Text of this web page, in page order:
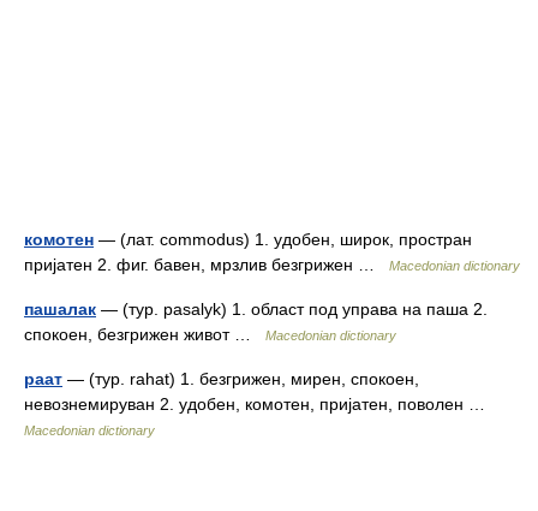
комотен — (лат. commodus) 1. удобен, широк, простран
пријатен 2. фиг. бавен, мрзлив безгрижен …
Macedonian dictionary
пашалак — (тур. pasalуk) 1. област под управа на паша 2.
спокоен, безгрижен живот …
Macedonian dictionary
раат — (тур. rahat) 1. безгрижен, мирен, спокоен,
невознемируван 2. удобен, комотен, пријатен, поволен …
Macedonian dictionary